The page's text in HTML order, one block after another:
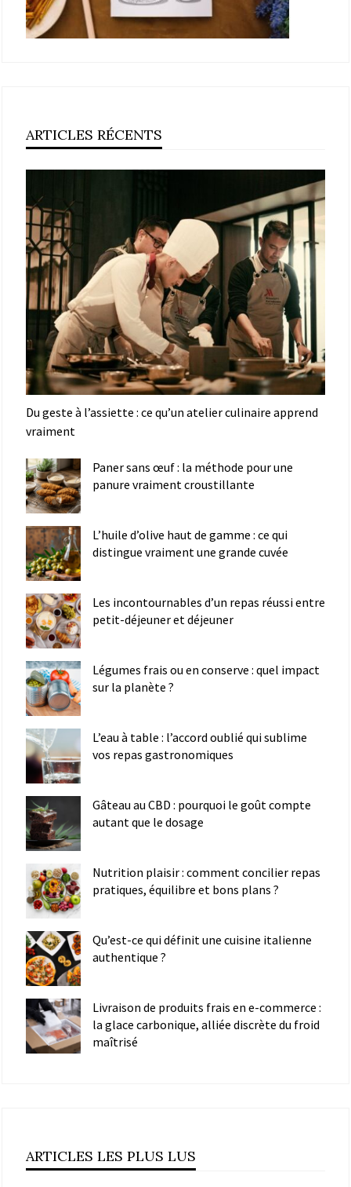
ARTICLES RÉCENTS
Du geste à l’assiette : ce qu’un atelier culinaire apprend
vraiment
Paner sans œuf : la méthode pour une
panure vraiment croustillante
L’huile d’olive haut de gamme : ce qui
distingue vraiment une grande cuvée
Les incontournables d’un repas réussi entre
petit-déjeuner et déjeuner
Légumes frais ou en conserve : quel impact
sur la planète ?
L’eau à table : l’accord oublié qui sublime
vos repas gastronomiques
Gâteau au CBD : pourquoi le goût compte
autant que le dosage
Nutrition plaisir : comment concilier repas
pratiques, équilibre et bons plans ?
Qu’est-ce qui définit une cuisine italienne
authentique ?
Livraison de produits frais en e-commerce :
la glace carbonique, alliée discrète du froid
maîtrisé
ARTICLES LES PLUS LUS